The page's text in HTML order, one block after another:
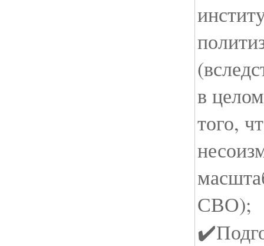
в
того,
СВО);